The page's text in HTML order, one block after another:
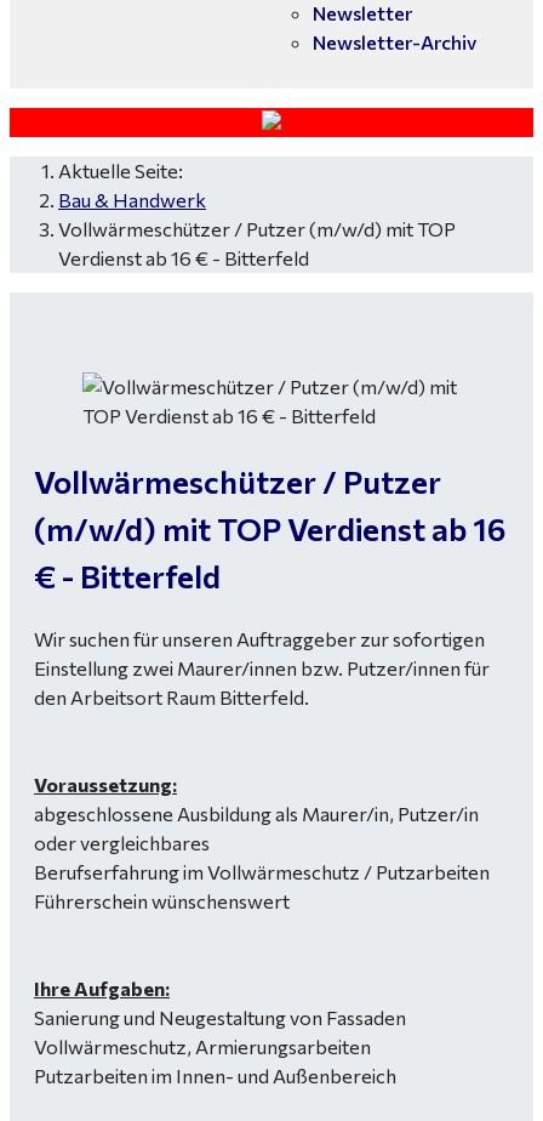
Newsletter
Newsletter-Archiv
Aktuelle Seite:
Bau & Handwerk
Vollwärmeschützer / Putzer (m/w/d) mit TOP
Verdienst ab 16 € - Bitterfeld
Vollwärmeschützer / Putzer
(m/w/d) mit TOP Verdienst ab 16
€ - Bitterfeld
Wir suchen für unseren Auftraggeber zur sofortigen
Einstellung zwei Maurer/innen bzw. Putzer/innen für
den Arbeitsort Raum Bitterfeld.
Voraussetzung:
abgeschlossene Ausbildung als Maurer/in, Putzer/in
oder vergleichbares
Berufserfahrung im Vollwärmeschutz / Putzarbeiten
Führerschein wünschenswert
Ihre Aufgaben:
Sanierung und Neugestaltung von Fassaden
Vollwärmeschutz, Armierungsarbeiten
Putzarbeiten im Innen- und Außenbereich